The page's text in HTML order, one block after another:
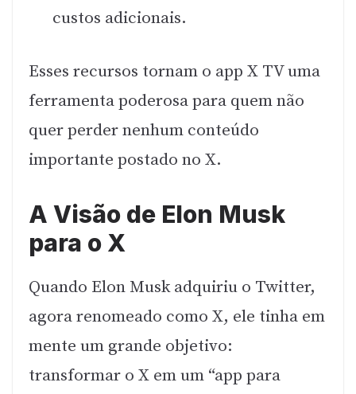
custos adicionais.
Esses recursos tornam o app X TV uma
ferramenta poderosa para quem não
quer perder nenhum conteúdo
importante postado no X.
A Visão de Elon Musk
para o X
Quando Elon Musk adquiriu o Twitter,
agora renomeado como X, ele tinha em
mente um grande objetivo:
transformar o X em um “app para